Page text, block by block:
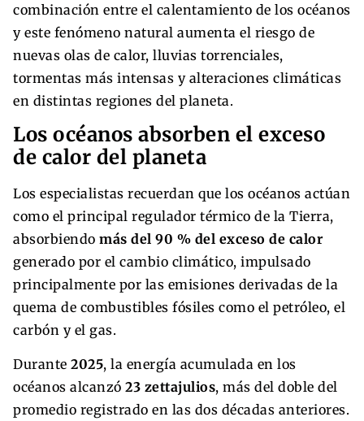
combinación entre el calentamiento de los océanos
y este fenómeno natural aumenta el riesgo de
nuevas olas de calor, lluvias torrenciales,
tormentas más intensas y alteraciones climáticas
en distintas regiones del planeta.
Los océanos absorben el exceso
de calor del planeta
Los especialistas recuerdan que los océanos actúan
como el principal regulador térmico de la Tierra,
absorbiendo más del 90 % del exceso de calor
generado por el cambio climático, impulsado
principalmente por las emisiones derivadas de la
quema de combustibles fósiles como el petróleo, el
carbón y el gas.
Durante 2025, la energía acumulada en los
océanos alcanzó 23 zettajulios, más del doble del
promedio registrado en las dos décadas anteriores.